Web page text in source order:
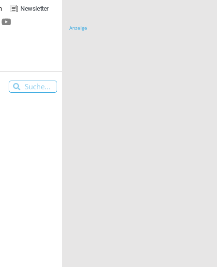
Newsletter
Anzeige